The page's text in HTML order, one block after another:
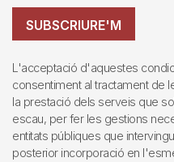
SUBSCRIURE'M
L'acceptació d'aquestes
consentiment al tractament de
la prestació dels serveis que
escau, per fer les gestions
entitats públiques que
posterior incorporació en